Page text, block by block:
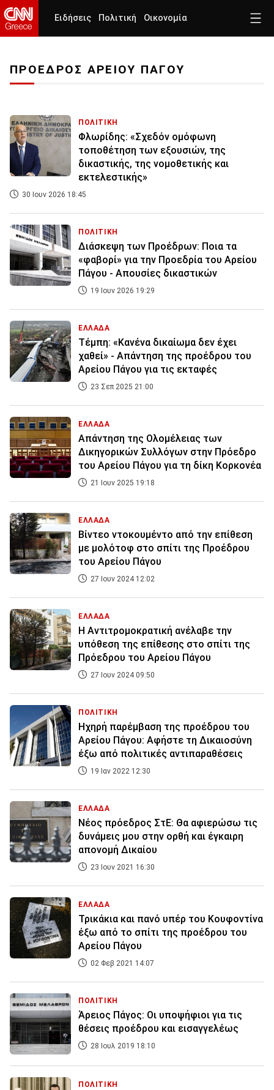
Ειδήσεις Πολιτική Οικονομία
ΠΡΟΕΔΡΟΣ ΑΡΕΙΟΥ ΠΑΓΟΥ
ΠΟΛΙΤΙΚΗ
Φλωρίδης: «Σχεδόν ομόφωνη
τοποθέτηση των εξουσιών, της
δικαστικής, της νομοθετικής και
εκτελεστικής»
30 Ιουν 2026 18:45
ΠΟΛΙΤΙΚΗ
Διάσκεψη των Προέδρων: Ποια τα
«φαβορί» για την Προεδρία του Αρείου
Πάγου - Απουσίες δικαστικών
19 Ιουν 2026 19:29
ΕΛΛΑΔΑ
Τέμπη: «Κανένα δικαίωμα δεν έχει
χαθεί» - Απάντηση της προέδρου του
Αρείου Πάγου για τις εκταφές
23 Σεπ 2025 21:00
ΕΛΛΑΔΑ
Απάντηση της Ολομέλειας των
Δικηγορικών Συλλόγων στην Πρόεδρο
του Αρείου Πάγου για τη δίκη Κορκονέα
21 Ιουν 2025 19:18
ΕΛΛΑΔΑ
Βίντεο ντοκουμέντο από την επίθεση
με μολότοφ στο σπίτι της Προέδρου
του Αρείου Πάγου
27 Ιουν 2024 12:02
ΕΛΛΑΔΑ
Η Αντιτρομοκρατική ανέλαβε την
υπόθεση της επίθεσης στο σπίτι της
Πρόεδρου του Αρείου Πάγου
27 Ιουν 2024 09:50
ΠΟΛΙΤΙΚΗ
Ηχηρή παρέμβαση της προέδρου του
Αρείου Πάγου: Αφήστε τη Δικαιοσύνη
έξω από πολιτικές αντιπαραθέσεις
19 Ιαν 2022 12:30
ΕΛΛΑΔΑ
Νέος πρόεδρος ΣτΕ: Θα αφιερώσω τις
δυνάμεις μου στην ορθή και έγκαιρη
απονομή Δικαίου
23 Ιουν 2021 16:30
ΕΛΛΑΔΑ
Τρικάκια και πανό υπέρ του Κουφοντίνα
έξω από το σπίτι της προέδρου του
Αρείου Πάγου
02 Φεβ 2021 14:07
ΠΟΛΙΤΙΚΗ
Άρειος Πάγος: Οι υποψήφιοι για τις
θέσεις προέδρου και εισαγγελέως
28 Ιουλ 2019 18:10
ΠΟΛΙΤΙΚΗ